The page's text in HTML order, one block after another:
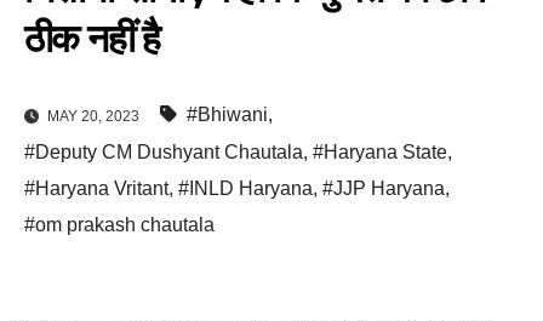
ठीक नहीं है
MAY 20, 2023 #Bhiwani,
#Deputy CM Dushyant Chautala, #Haryana State,
#Haryana Vritant, #INLD Haryana, #JJP Haryana,
#om prakash chautala